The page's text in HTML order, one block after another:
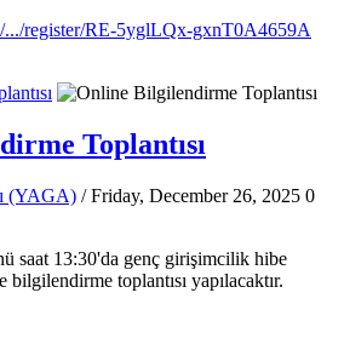
.../register/RE-5yglLQx-gxnT0A4659A
Toplantısı
(YAGA) / Friday, December 26, 2025 0
saat 13:30'da genç girişimcilik hibe
bilgilendirme toplantısı yapılacaktır.